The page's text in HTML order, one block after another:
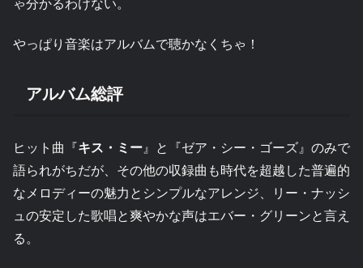
ゃ分かるわけない。
やっぱり音楽はアルバムで聴かなくちゃ！
アルバム総評
ヒット曲『キス・ミー 』と『ゼア・シー・ゴーズ』のみで
語られがちだが、その他の収録曲も時代を超越した普遍的
なメロディーの魅力とシンプルなアレンジ、リー・ナッシ
ュの安定した歌唱と爽やかな声はエバー・グリーンと言え
る。